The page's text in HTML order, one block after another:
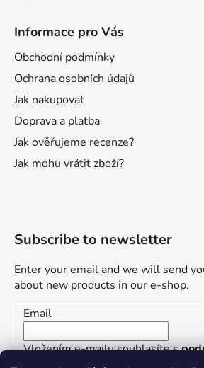
Informace pro Vás
Obchodní podmínky
Ochrana osobních údajů
Jak nakupovat
Doprava a platba
Jak ověřujeme recenze?
Jak mohu vrátit zboží?
Subscribe to newsletter
Enter your email and we will send
about new products in our e-shop.
Email
Vložením e-mailu souhlasíte s
osobních údajů